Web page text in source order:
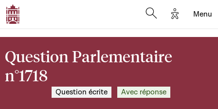
Options
Menu
Question Parlementaire
n°1718
Question écrite Avec réponse